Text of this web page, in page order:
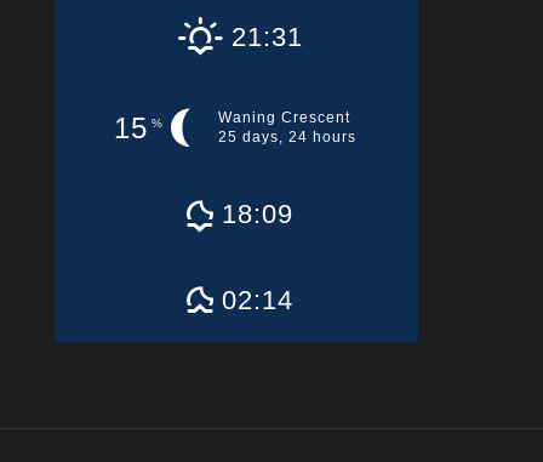
21:31
15 %
Waning Crescent
25 days, 24 hours
18:09
02:14